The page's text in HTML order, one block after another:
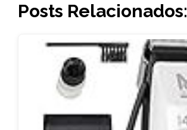
Posts Relacionados: